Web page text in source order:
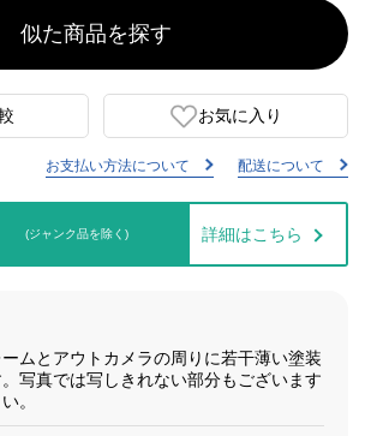
似た商品を探す
お気に入り
お支払い方法について 配送について
(ジャンク品を除く) 詳細はこちら
ムとアウトカメラの周りに若干薄い塗装
写真では写しきれない部分もございます
。